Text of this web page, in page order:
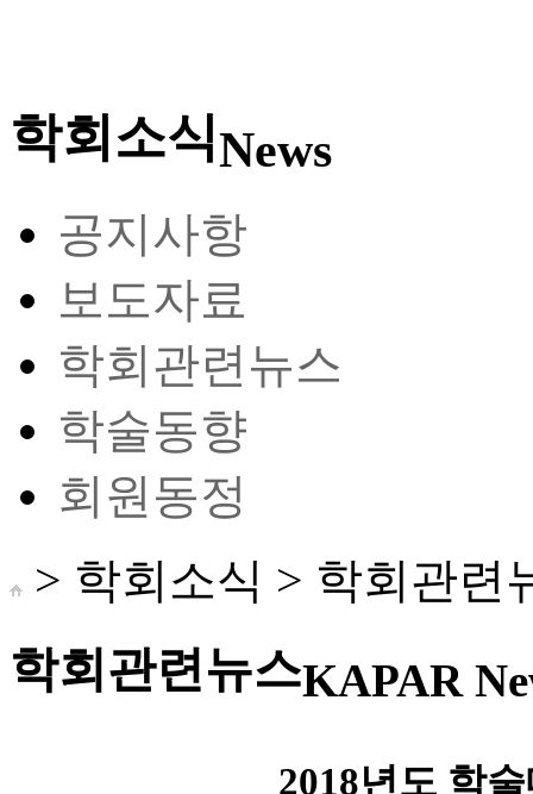
학회소식News
공지사항
보도자료
학회관련뉴스
학술동향
회원동정
> 학회소식 > 학회관련
학회관련뉴스KAPAR
2018년도 학